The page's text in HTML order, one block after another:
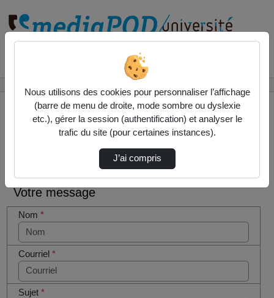
Contactez nous
Votre message
Nom*
Courriel*
Sujet*
êtes un
humain en
métal
(obligatoire)
Nous utilisons des cookies pour personnaliser l’affichage
(barre de menu de droite, mode sombre ou dyslexie
etc.), gérer la session (authentification) et analyser le
trafic du site (pour certaines instances).
J’ai compris